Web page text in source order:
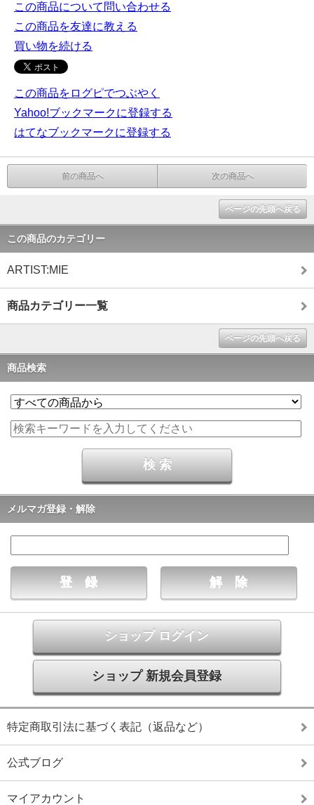
この商品について問い合わせる
この商品を友達に教える
買い物を続ける
この商品をログピでつぶやく
Yahoo!ブックマークに登録する
はてなブックマークに登録する
前の商品へ 次の商品へ
ページの先頭へ戻る
この商品のカテゴリー
ARTIST:MIE
商品カテゴリー一覧
ページの先頭へ戻る
商品検索
メルマガ登録・解除
ショップ ログイン
ショップ 新規会員登録
特定商取引法に基づく表記（返品など）
公式ブログ
マイアカウント